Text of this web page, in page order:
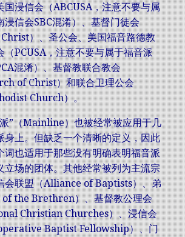
国浸信会（ABCUSA，注意不要与属
浸信会SBC混淆）、基督门徒会
）、圣公会、美国福音路德教
（PCUSA，注意不要与属于福音派
混淆）、基督教联合教会
of Christ）和联合卫理公会
Church）。
”（Mainline）也被经常被应用于几
身上。但缺乏一个清晰的定义，因此
词也适用于那些没有明确表明福音派
立场的团体。其他经常被列为主流宗
会联盟（Alliance of Baptists）、弟
of the Brethren）、基督教公理会
Christian Churches）、浸信会
Baptist Fellowship）、门